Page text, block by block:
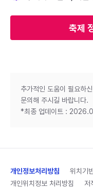
축제
추가적인 도움이 필요하신
문의해 주시길 바랍니다.
*최종 업데이트 :
개인정보처리방침
위치기
개인위치정보 처리방침
저